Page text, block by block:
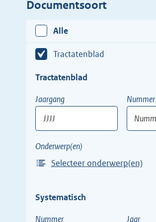
Documentsoort
Alle
Tractatenblad
Tractatenblad
Tractatenblad
Jaargang
hier
een
van
een
Nummer
een
een
Onderwerp(en)
Selecteer onderwerp(en)
of
meer
Systematisch
Nummer Jaar